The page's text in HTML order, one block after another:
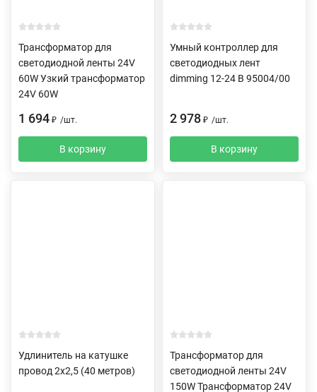
Трансформатор для
светодиодной ленты 24V
60W Узкий трансформатор
24V 60W
1 694 ₽ /шт.
В корзину
Умный контроллер для
светодиодных лент
dimming 12-24 В 95004/00
2 978 ₽ /шт.
В корзину
Удлинитель на катушке
провод 2х2,5 (40 метров)
Трансформатор для
светодиодной ленты 24V
150W Трансформатор 24V